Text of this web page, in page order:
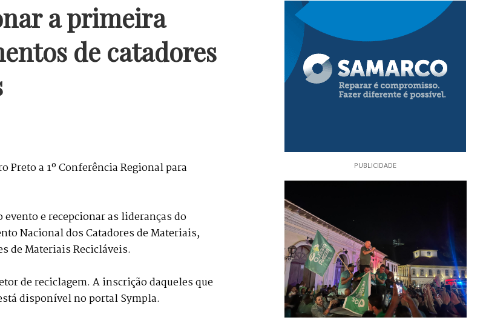
a primeira
de catadores
Preto a 1º Conferência Regional para
evento e recepcionar as lideranças do
Nacional dos Catadores de Materiais,
de Materiais Recicláveis.
de reciclagem. A inscrição daqueles que
disponível no portal Sympla.
PUBLICIDADE